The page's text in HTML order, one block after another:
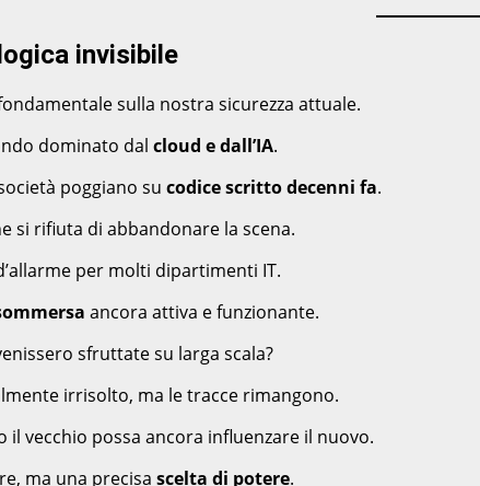
invisibile
sulla nostra sicurezza attuale.
dominato dal cloud e dall’IA.
poggiano su codice scritto decenni fa.
si rifiuta di abbandonare la scena.
per molti dipartimenti IT.
ancora attiva e funzionante.
sfruttate su larga scala?
irrisolto, ma le tracce rimangono.
vecchio possa ancora influenzare il nuovo.
ma una precisa scelta di potere.